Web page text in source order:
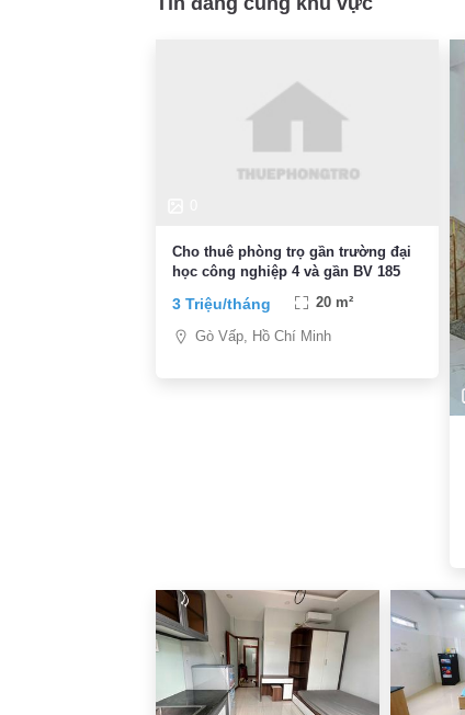
Cho thuê phòng trọ gần trường đại
học công nghiệp 4 và gần BV 185
3 Triệu/tháng 20 m²
Gò Vấp, Hồ Chí Minh